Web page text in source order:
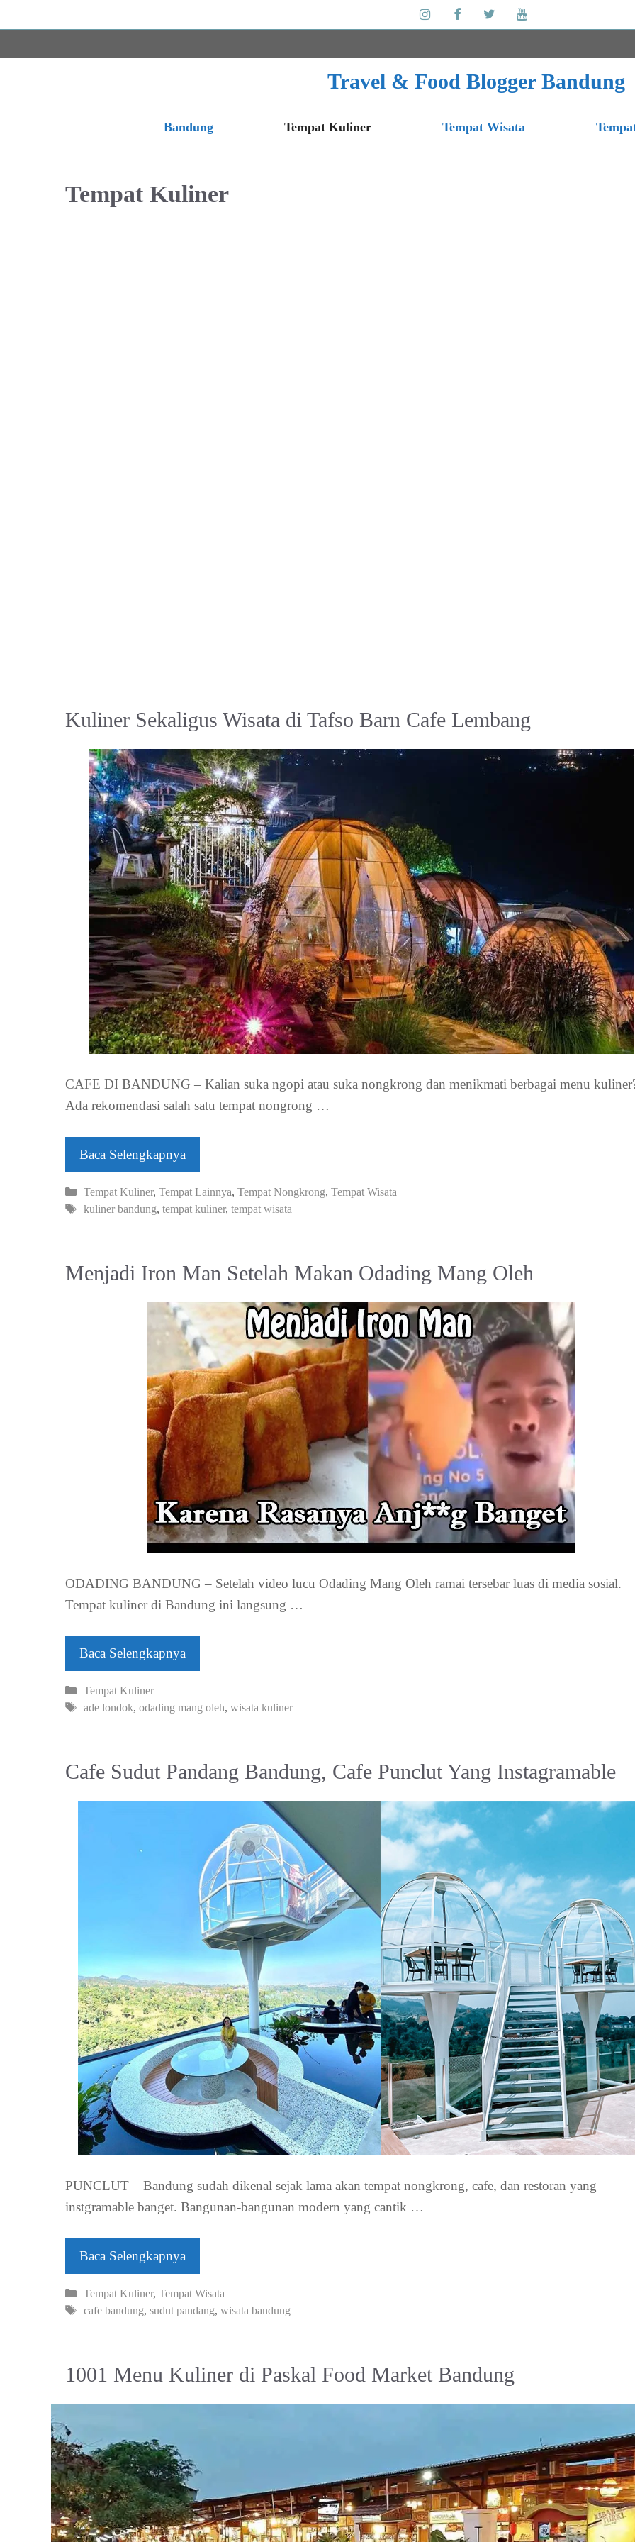
ke
Travel & Food Blogger Bandung
Bandung Tempat Kuliner Tempat Wisata
Tempat Kuliner
Kuliner Sekaligus Wisata di Tafso Barn Cafe Lembang
CAFE DI BANDUNG – Kalian suka ngopi atau suka nongkrong dan menikmati berbagai menu
Ada rekomendasi salah satu tempat nongrong …
Baca Selengkapnya
Kategori
Tempat Kuliner, Tempat Lainnya, Tempat Nongkrong, Tempat Wisata
Tag
kuliner bandung, tempat kuliner, tempat wisata
Menjadi Iron Man Setelah Makan Odading Mang Oleh
ODADING BANDUNG – Setelah video lucu Odading Mang Oleh ramai tersebar luas di media sosial.
Tempat kuliner di Bandung ini langsung …
Baca Selengkapnya
Kategori
Tempat Kuliner
Tag
ade londok, odading mang oleh, wisata kuliner
Cafe Sudut Pandang Bandung, Cafe Punclut Yang Instagramable
PUNCLUT – Bandung sudah dikenal sejak lama akan tempat nongkrong, cafe, dan restoran yang
instgramable banget. Bangunan-bangunan modern yang cantik …
Baca Selengkapnya
Kategori
Tempat Kuliner, Tempat Wisata
Tag
cafe bandung, sudut pandang, wisata bandung
1001 Menu Kuliner di Paskal Food Market Bandung